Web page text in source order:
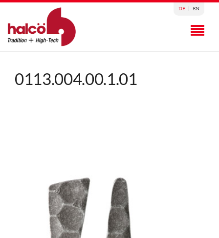
DE EN
0113.004.00.1.01